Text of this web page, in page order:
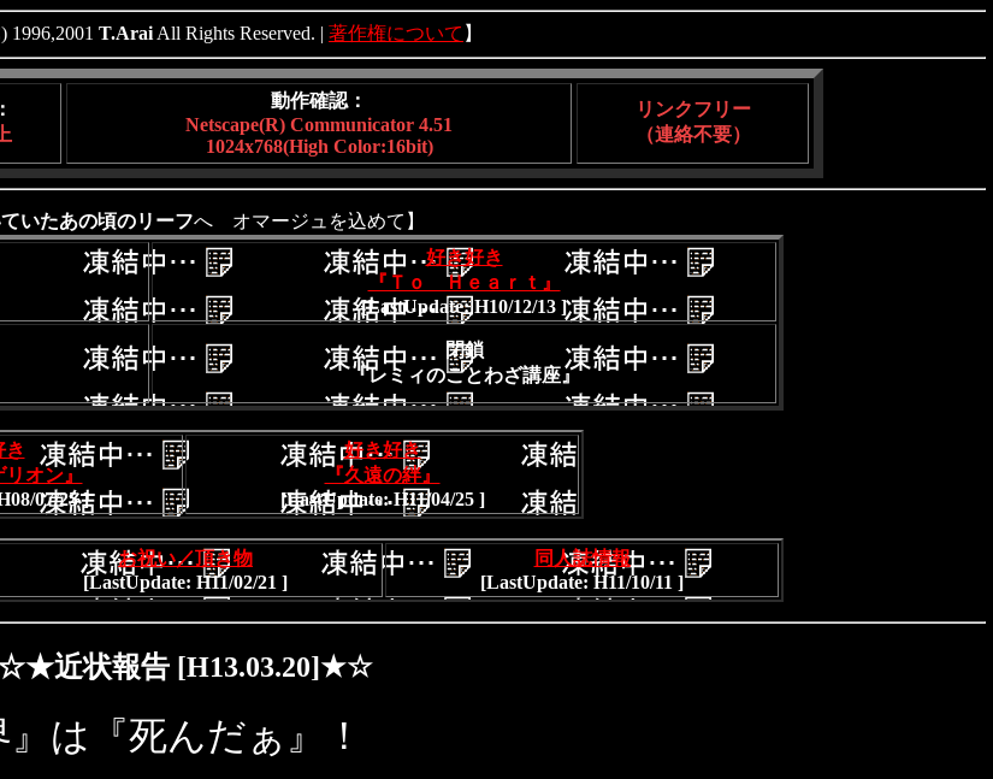
1996,2001 T.Arai All Rights Reserved. | 著作権について 】
動作確認：
Netscape(R) Communicator 4.51
1024x768(High Color:16bit)
リンクフリー
（連絡不要）
いたあの頃のリーフへ オマージュを込めて】
好き好き
『Ｔｏ Ｈｅａｒｔ』
[LastUpdate: H10/12/13 ]
閉鎖
『レミィのことわざ講座』
き
オン』
07/25 ]
好き好き
『久遠の絆』
[LastUpdate: H11/04/25 ]
お祝い／頂き物
[LastUpdate: H11/02/21 ]
同人誌情報
[LastUpdate: H11/10/11 ]
近状報告 [H13.03.20]★☆
は『死んだぁ』！